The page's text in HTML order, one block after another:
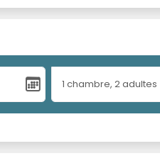
1 chambre, 2adultes